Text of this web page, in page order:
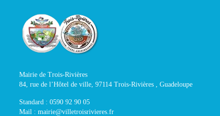
Mairie de Trois-Rivières
84, rue de l’Hôtel de ville, 97114 Trois-Rivières , Guadeloupe
Standard : 0590 92 90 05
Mail : mairie@villetroisrivieres.fr